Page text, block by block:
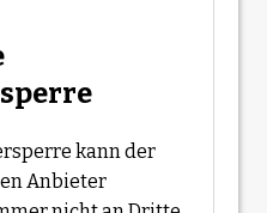
kann der
Anbieter